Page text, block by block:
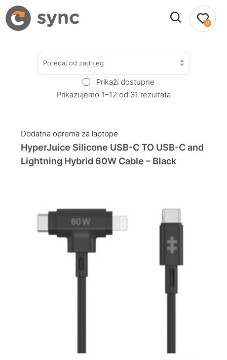
0
Poredaj od zadnjeg
Prikaži dostupne
Prikazujemo 1–12 od 31 rezultata
Dodatna oprema za laptope
HyperJuice Silicone USB-C TO USB-C and
Lightning Hybrid 60W Cable – Black